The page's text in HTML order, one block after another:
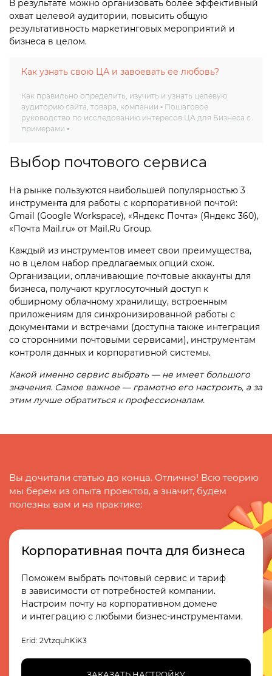
В результате можно организовать более эффективный
охват целевой аудитории, повысить общую
результативность маркетинговых мероприятий и
бизнеса в целом.
Как узнать свою ЦА и завоевать ее любовь?
Как правильно определить, изучить и узнать целевую
аудиторию сайта, товара, компании ▪ Пошаговое
руководство по исследованию интересов ЦА для Бизнеса с
примерами ▪
Выбор почтового сервиса
На рынке пользуются наибольшей популярностью 3
инструмента для работы с корпоративной почтой:
Gmail (Google Workspace), «Яндекс Почта» (Яндекс 360),
«Почта Mail.ru» от Mail.Ru Group.
Каждый из инструментов имеет свои преимущества,
но в целом набор предлагаемых опций схож.
Организации, оплачивающие почтовые аккаунты для
бизнеса, получают круглосуточный доступ к
обширному облачному хранилищу, встроенным
приложениям для синхронизированной работы с
документами и встречами (доступна также интеграция
со сторонними почтовыми сервисами), инструментам
контроля данных и корпоративной системы.
Какой именно сервис выбрать — не имеет большого
значения. Самое важное — грамотно его настроить, а за
этим лучше обратиться к профессионалам.
Вы дочитали статью до конца. Отлично! Всю теорию
мы берем из опыта проектов, а значит, будем
полезны вам и на практике:
Корпоративная почта для бизнеса
Поможем выбрать почтовый сервис и тариф
в зависимости от потребностей компании.
Настроим почту на корпоративном домене
и интеграцию с любыми бизнес-инструментами.
Erid: 2VtzquhKiK3